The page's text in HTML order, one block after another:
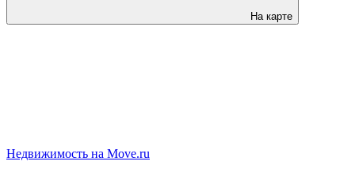
На карте
Недвижимость на Move.ru